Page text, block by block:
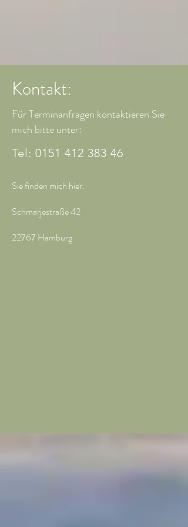
Kontakt:
Für Terminanfragen kontaktieren Sie
mich bitte unter:
Tel: 0151 412 383 46
Sie finden mich hier:
Schmarjestraße 42
22767 Hamburg